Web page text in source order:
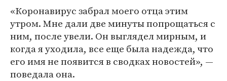
«Коронавирус забрал моего отца этим
утром. Мне дали две минуты попрощаться с
ним, после увели. Он выглядел мирным, и
когда я уходила, все еще была надежда, что
его имя не появится в сводках новостей», —
поведала она.